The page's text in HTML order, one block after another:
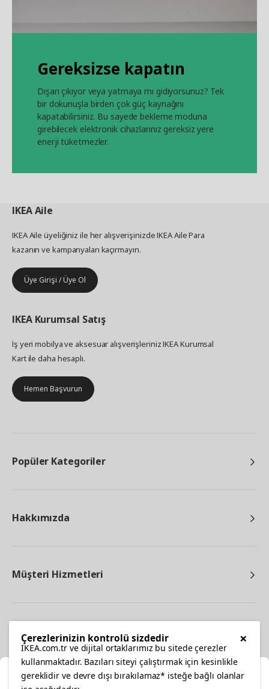
Gereksizse kapatın
Dışarı çıkıyor veya yatmaya mı gidiyorsunuz? Tek
bir dokunuşla birden çok güç kaynağını
kapatabilirsiniz. Bu sayede bekleme moduna
girebilecek elektronik cihazlarınız gereksiz yere
enerji tüketmezler.
IKEAAile
IKEA Aile üyeliğiniz ile her alışverişinizde IKEA Aile Para
kazanın ve kampanyaları kaçırmayın.
Üye Girişi / Üye Ol
IKEA Kurumsal Satış
İş yeri mobilya ve aksesuar alışverişleriniz IKEA Kurumsal
Kart ile daha hesaplı.
Hemen Başvurun
Popüler Kategoriler
Hakkımızda
Müşteri Hizmetleri
×
Çerezlerinizin kontrolü sizdedir
IKEA.com.tr ve dijital ortaklarımız bu sitede çerezler
kullanmaktadır. Bazıları siteyi çalıştırmak için kesinlikle
gereklidir ve devre dışı bırakılamaz* isteğe bağlı olanlar